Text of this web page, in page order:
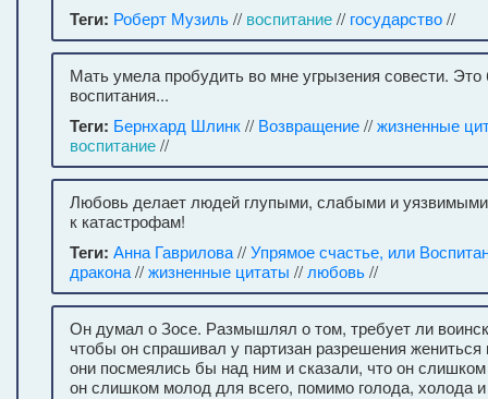
Теги: Роберт Музиль// воспитание// государство//
Мать умела пробудить во мне угрызения совести.
воспитания...
Теги: Бернхард Шлинк// Возвращение//жизненные
воспитание//
Любовь делает людей глупыми, слабыми и
к катастрофам!
Теги: Анна Гаврилова//Упрямое счастье, или
дракона//жизненные цитаты // любовь//
Он думал о Зосе. Размышлял о том, требует ли
чтобы он спрашивал у партизан разрешения жениться
они посмеялись бы над ним и сказали, что он
он слишком молод для всего, помимо голода, холода